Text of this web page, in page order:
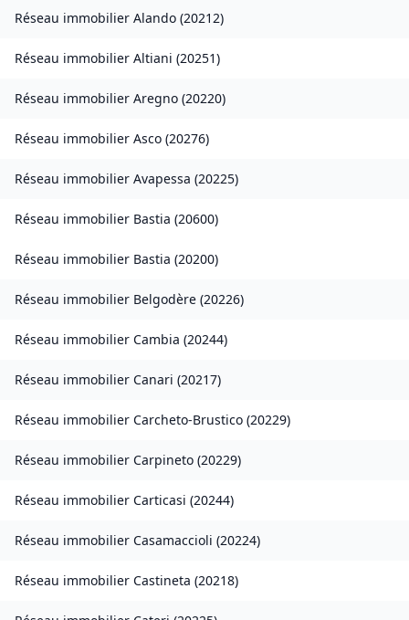
Réseau immobilier Alando (20212)
Réseau immobilier Altiani (20251)
Réseau immobilier Aregno (20220)
Réseau immobilier Asco (20276)
Réseau immobilier Avapessa (20225)
Réseau immobilier Bastia (20600)
Réseau immobilier Bastia (20200)
Réseau immobilier Belgodère (20226)
Réseau immobilier Cambia (20244)
Réseau immobilier Canari (20217)
Réseau immobilier Carcheto-Brustico (20229)
Réseau immobilier Carpineto (20229)
Réseau immobilier Carticasi (20244)
Réseau immobilier Casamaccioli (20224)
Réseau immobilier Castineta (20218)